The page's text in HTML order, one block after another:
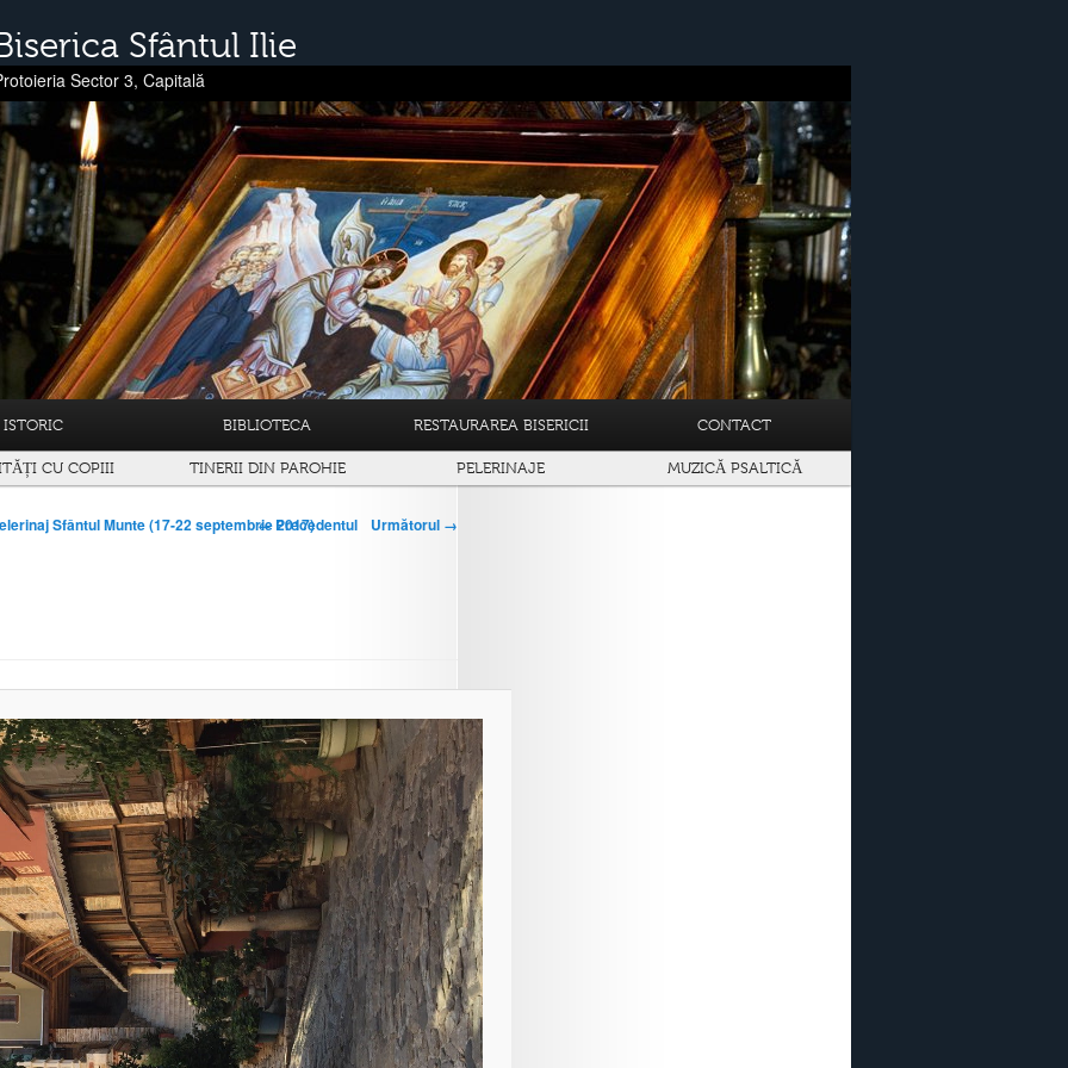
Sfântul Ilie
Sector 3, Capitală
ISTORIC BIBLIOTECA RESTAURAREA BISERICII CONTACT
CU COPIII TINERII DIN PAROHIE PELERINAJE MUZICĂ PSALTICĂ
← Precedentul Următorul →
Sfântul Munte (17-22 septembrie 2017)